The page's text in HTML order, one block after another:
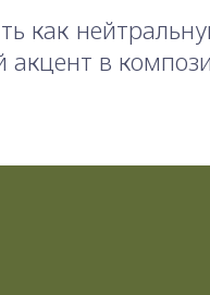
как
акцент в